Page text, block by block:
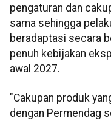
pengaturan dan
sama sehingga
beradaptasi secara
penuh kebijakan
awal 2027.
"Cakupan produk
dengan Permendag